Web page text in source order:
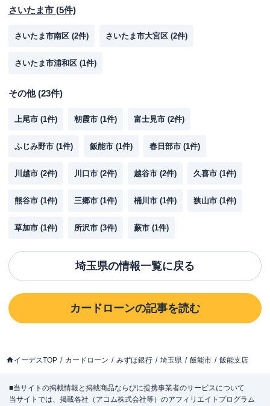
さいたま市 (5件)
さいたま市南区 (2件) さいたま市大宮区 (2件)
さいたま市浦和区 (1件)
その他(23件)
上尾市 (1件) 朝霞市 (1件) 富士見市 (2件)
ふじみ野市 (1件) 飯能市 (1件) 春日部市 (1件)
川越市 (2件) 川口市 (2件) 越谷市 (2件) 久喜市 (1件)
熊谷市 (1件) 三郷市 (1件) 桶川市 (1件) 狭山市 (1件)
草加市 (1件) 所沢市 (3件) 蕨市 (1件)
埼玉県の情報一覧に戻る
カードローンの記事を読む
イーデスTOP カードローン みずほ銀行 埼玉県 飯能市 飯能支店
■当サイトの掲載情報と掲載商品ならびに提携事業者のサービスについて
当サイトでは、掲載各社（アコム株式会社等）のアフィリエイトプログラム